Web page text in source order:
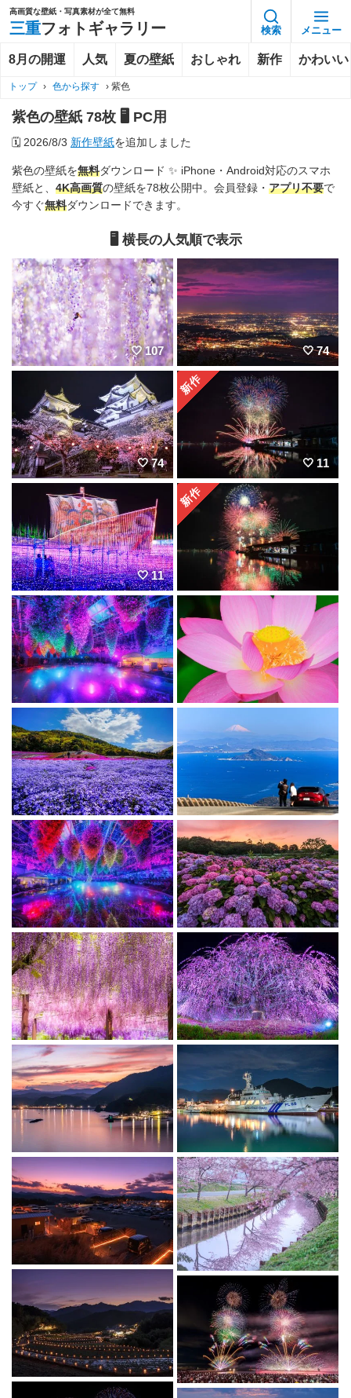
高画質な壁紙・写真素材が全て無料
三重フォトギャラリー 検索 メニュー
8月の開運 人気 夏の壁紙 おしゃれ 新作 かわいい
トップ › 色から探す › 紫色
紫色の壁紙 78枚 🖥️ PC用
🗓️ 2026/8/3 新作壁紙を追加しました
紫色の壁紙を無料ダウンロード ✨️ iPhone・Android対応のスマホ
壁紙と、 4K高画質の壁紙を78枚公開中。会員登録・ アプリ不要で
今すぐ無料ダウンロードできます。
🖥️ 横長の人気順で表示
107 74
74 11
11